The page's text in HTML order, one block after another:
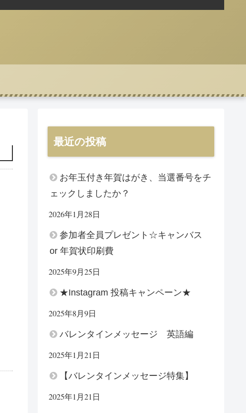
最近の投稿
お年玉付き年賀はがき、当選番号をチ
ェックしましたか？
2026年1月28日
参加者全員プレゼント☆キャンバス
or 年賀状印刷費
2025年9月25日
★Instagram 投稿キャンペーン★
2025年8月9日
バレンタインメッセージ 英語編
2025年1月21日
【バレンタインメッセージ特集】
2025年1月21日